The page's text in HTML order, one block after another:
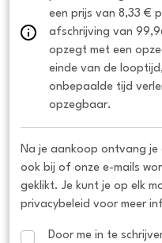
een prijs van 8,33 €
afschrijving van
opzegt met een
einde van de
onbepaalde tijd
opzegbaar.
Na je aankoop ontvang je
ook bij of onze e-mails
geklikt. Je kunt je op elk
privacybeleid voor meer
Door me in te